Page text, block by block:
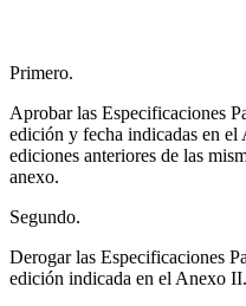
Primero.
Aprobar las Especificaciones
edición y fecha indicadas en
ediciones anteriores de las
anexo.
Segundo.
Derogar las Especificaciones
edición indicada en el Anexo II.